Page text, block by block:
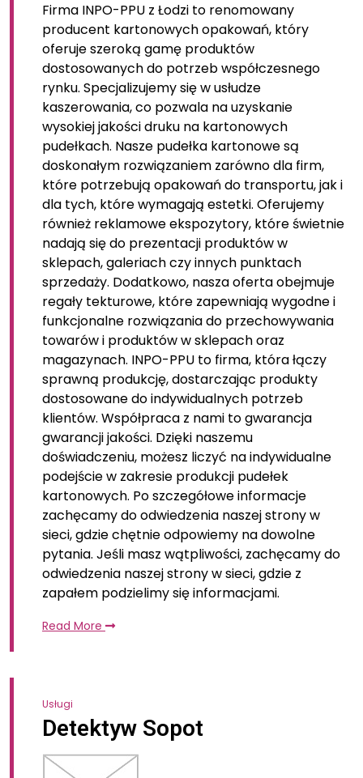
Firma INPO-PPU z Łodzi to renomowany
producent kartonowych opakowań, który
oferuje szeroką gamę produktów
dostosowanych do potrzeb współczesnego
rynku. Specjalizujemy się w usłudze
kaszerowania, co pozwala na uzyskanie
wysokiej jakości druku na kartonowych
pudełkach. Nasze pudełka kartonowe są
doskonałym rozwiązaniem zarówno dla firm,
które potrzebują opakowań do transportu, jak i
dla tych, które wymagają estetki. Oferujemy
również reklamowe ekspozytory, które świetnie
nadają się do prezentacji produktów w
sklepach, galeriach czy innych punktach
sprzedaży. Dodatkowo, nasza oferta obejmuje
regały tekturowe, które zapewniają wygodne i
funkcjonalne rozwiązania do przechowywania
towarów i produktów w sklepach oraz
magazynach. INPO-PPU to firma, która łączy
sprawną produkcję, dostarczając produkty
dostosowane do indywidualnych potrzeb
klientów. Współpraca z nami to gwarancja
gwarancji jakości. Dzięki naszemu
doświadczeniu, możesz liczyć na indywidualne
podejście w zakresie produkcji pudełek
kartonowych. Po szczegółowe informacje
zachęcamy do odwiedzenia naszej strony w
sieci, gdzie chętnie odpowiemy na dowolne
pytania. Jeśli masz wątpliwości, zachęcamy do
odwiedzenia naszej strony w sieci, gdzie z
zapałem podzielimy się informacjami.
Read More
Usługi
Detektyw Sopot